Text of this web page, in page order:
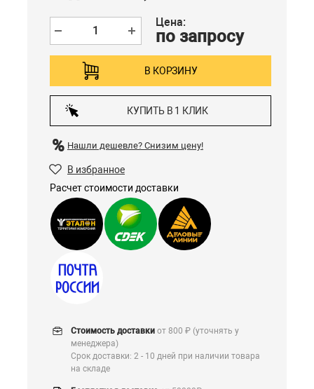
Цена:
по запросу
В КОРЗИНУ
КУПИТЬ В 1 КЛИК
Нашли дешевле? Снизим цену!
В избранное
Расчет стоимости доставки
Стоимость доставки от 800 ₽ (уточнять у
менеджера)
Срок доставки: 2 - 10 дней при наличии товара
на складе